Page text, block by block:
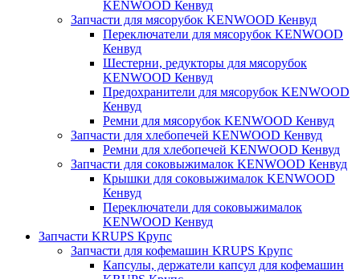
KENWOOD Кенвуд
Запчасти для мясорубок KENWOOD Кенвуд
Переключатели для мясорубок KENWOOD
Кенвуд
Шестерни, редукторы для мясорубок
KENWOOD Кенвуд
Предохранители для мясорубок KENWOOD
Кенвуд
Ремни для мясорубок KENWOOD Кенвуд
Запчасти для хлебопечей KENWOOD Кенвуд
Ремни для хлебопечей KENWOOD Кенвуд
Запчасти для соковыжималок KENWOOD Кенвуд
Крышки для соковыжималок KENWOOD
Кенвуд
Переключатели для соковыжималок
KENWOOD Кенвуд
Запчасти KRUPS Крупс
Запчасти для кофемашин KRUPS Крупс
Капсулы, держатели капсул для кофемашин